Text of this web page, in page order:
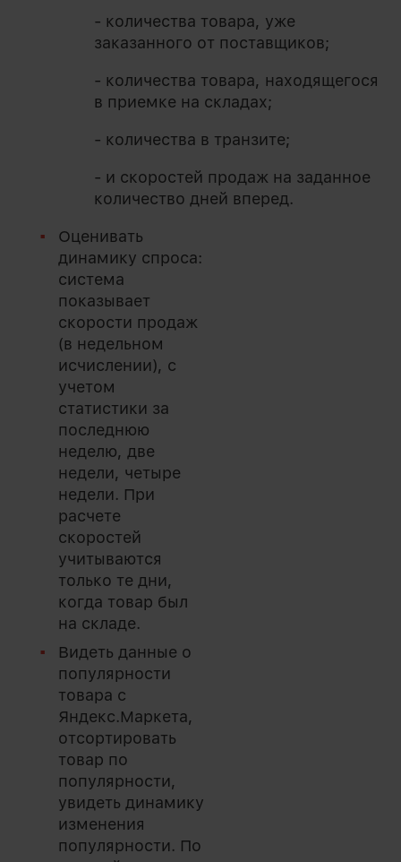
- количества товара, уже
заказанного от поставщиков;
- количества товара, находящегося
в приемке на складах;
- количества в транзите;
- и скоростей продаж на заданное
количество дней вперед.
Оценивать
динамику спроса:
система
показывает
скорости продаж
(в недельном
исчислении), с
учетом
статистики за
последнюю
неделю, две
недели, четыре
недели. При
расчете
скоростей
учитываются
только те дни,
когда товар был
на складе.
Видеть данные о
популярности
товара с
Яндекс.Маркета,
отсортировать
товар по
популярности,
увидеть динамику
изменения
популярности. По